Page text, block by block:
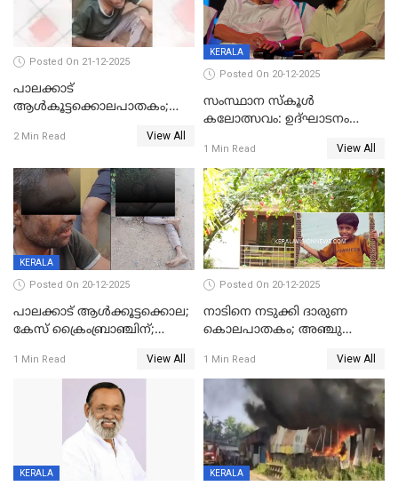
Posted On 21-12-2025
പാലക്കാട്‌
ആൾകൂട്ടക്കൊലപാതകം;
ഊർജ്ജിതമാക്കിമാക്കി
2 Min Read View All
KERALA
Posted On 20-12-2025
സംസ്ഥാന സ്കൂൾ
കലോത്സവം: ഉദ്ഘാടനം
മുഖ്യാതിഥിയായി
മോഹൻലാൽ
1 Min Read View All
KERALA
Posted On 20-12-2025
പാലക്കാട് ആൾക്കൂട്ടക്കൊല;
കേസ് ക്രൈംബ്രാഞ്ചിന്;
അന്വേഷിക്കും
1 Min Read View All
Posted On 20-12-2025
നാടിനെ നടുക്കി ദാരുണ
കൊലപാതകം; അഞ്ചു
കഴുത്തുഞെരിച്ച് കൊന്നു
1 Min Read View All
KERALA KERALA